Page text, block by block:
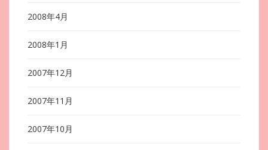
2008年4月
2008年1月
2007年12月
2007年11月
2007年10月